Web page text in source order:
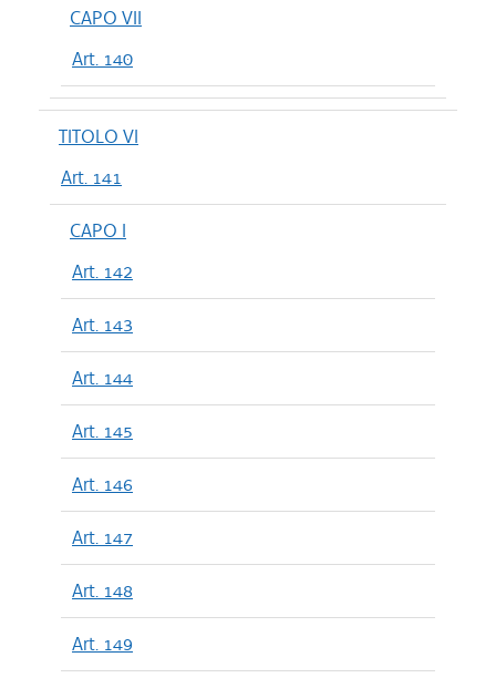
CAPO VII
Art. 140
TITOLO VI
Art. 141
CAPO I
Art. 142
Art. 143
Art. 144
Art. 145
Art. 146
Art. 147
Art. 148
Art. 149